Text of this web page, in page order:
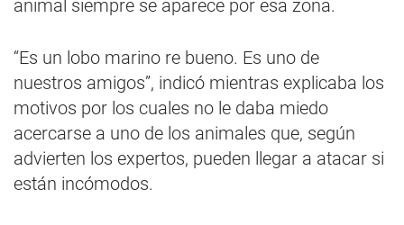
animal siempre se aparece por esa zona.
“Es un lobo marino re bueno. Es uno de
nuestros amigos”, indicó mientras explicaba los
motivos por los cuales no le daba miedo
acercarse a uno de los animales que, según
advierten los expertos, pueden llegar a atacar si
están incómodos.